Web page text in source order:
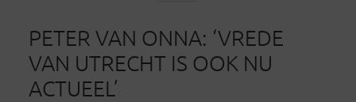
PETER VAN ONNA: ‘VREDE
VAN UTRECHT IS OOK NU
ACTUEEL’